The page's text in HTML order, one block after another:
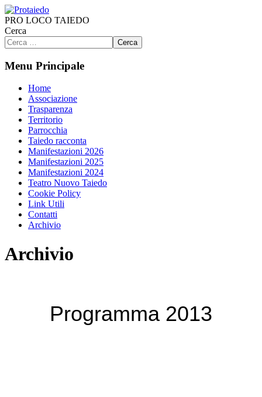
PRO LOCO TAIEDO
Cerca
Cerca
Menu Principale
Home
Associazione
Trasparenza
Territorio
Parrocchia
Taiedo racconta
Manifestazioni 2026
Manifestazioni 2025
Manifestazioni 2024
Teatro Nuovo Taiedo
Cookie Policy
Link Utili
Contatti
Archivio
Archivio
Programma 2013